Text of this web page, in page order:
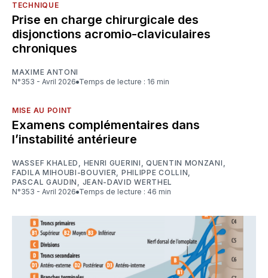
TECHNIQUE
Prise en charge chirurgicale des
disjonctions acromio-claviculaires
chroniques
MAXIME ANTONI
N°353 - Avril 2026
Temps de lecture : 16 min
MISE AU POINT
Examens complémentaires dans
l’instabilité antérieure
WASSEF KHALED , HENRI GUERINI ,QUENTIN MONZANI ,
FADILA MIHOUBI-BOUVIER, PHILIPPE COLLIN,
PASCAL GAUDIN , JEAN-DAVID WERTHEL
N°353 - Avril 2026
Temps de lecture : 46 min